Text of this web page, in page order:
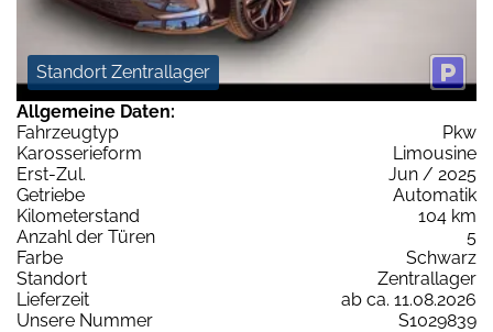
Standort Zentrallager
Allgemeine Daten:
Fahrzeugtyp
Pkw
Karosserieform
Limousine
Erst-Zul.
Jun / 2025
Getriebe
Automatik
Kilometerstand
104 km
Anzahl der Türen
5
Farbe
Schwarz
Standort
Zentrallager
Lieferzeit
ab ca. 11.08.2026
Unsere Nummer
S1029839